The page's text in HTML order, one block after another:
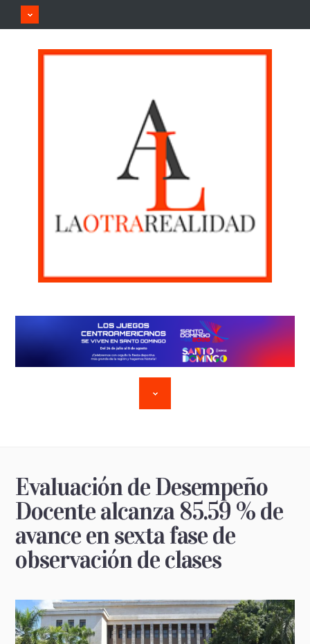
Evaluación de Desempeño
Docente alcanza 85.59 % de
avance en sexta fase de
observación de clases